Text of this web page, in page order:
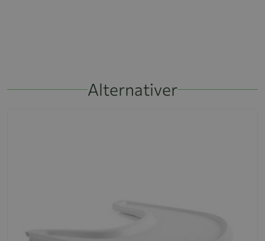
Alternativer